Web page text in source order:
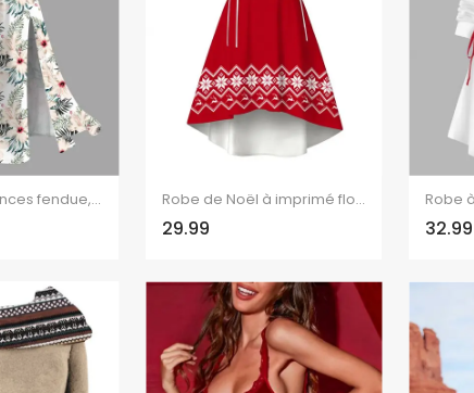
Robe de vacances fendue, imprimé floral hibiscus, robe midi ajourée Robe de Noël à imprimé flocons de neige en zigzag, en fausse fourrure, asymétrique
29.99 32.99